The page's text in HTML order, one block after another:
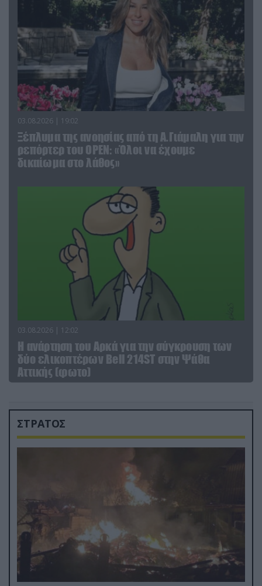
03.08.2026 | 19:02
Ξέπλυμα της ανοησίας από τη Α.Γιάμαλη για την
ρεπόρτερ του ΟΡΕΝ: «Όλοι να έχουμε
δικαίωμα στο λάθος»
03.08.2026 | 12:02
Η ανάρτηση του Αρκά για την σύγκρουση των
δύο ελικοπτέρων Bell 214ST στην Ψάθα
Αττικής (φωτο)
ΣΤΡΑΤΟΣ